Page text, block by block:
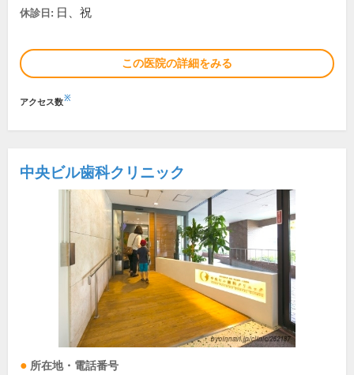
休診日: 日、祝
この医院の詳細をみる
アクセス数※
中央ビル歯科クリニック
所在地・電話番号